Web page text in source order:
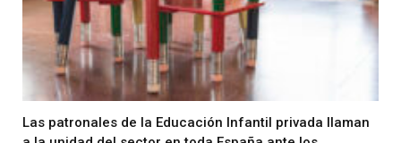
Las patronales de la Educación Infantil privada llaman